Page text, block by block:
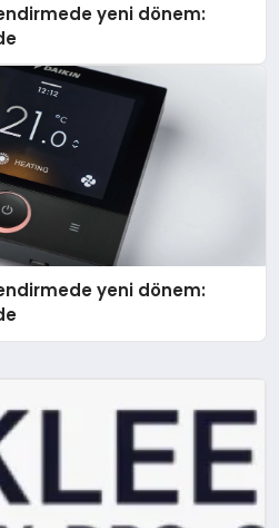
yeni dönem:
yeni dönem: